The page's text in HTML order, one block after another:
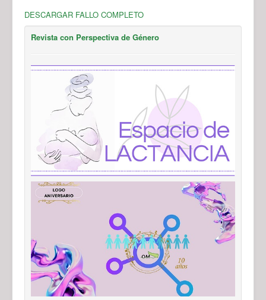
DESCARGAR FALLO COMPLETO
Revista con Perspectiva de Género